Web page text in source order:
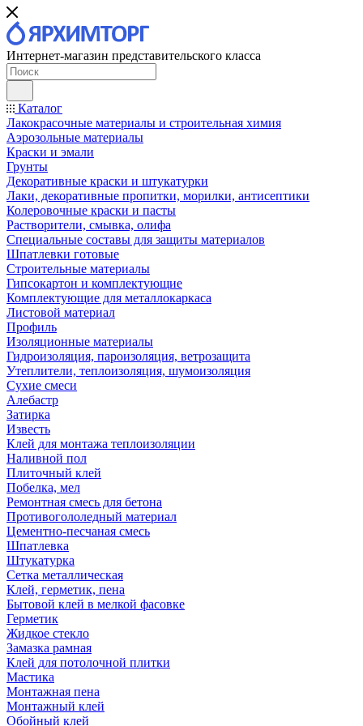
Интернет-магазин представительского класса
Каталог
Лакокрасочные материалы и строительная химия
Аэрозольные материалы
Краски и эмали
Грунты
Декоративные краски и штукатурки
Лаки, декоративные пропитки, морилки, антисептики
Колеровочные краски и пасты
Растворители, смывка, олифа
Специальные составы для защиты материалов
Шпатлевки готовые
Строительные материалы
Гипсокартон и комплектующие
Комплектующие для металлокаркаса
Листовой материал
Профиль
Изоляционные материалы
Гидроизоляция, пароизоляция, ветрозащита
Утеплители, теплоизоляция, шумоизоляция
Сухие смеси
Алебастр
Затирка
Известь
Клей для монтажа теплоизоляции
Наливной пол
Плиточный клей
Побелка, мел
Ремонтная смесь для бетона
Противогололедный материал
Цементно-песчаная смесь
Шпатлевка
Штукатурка
Сетка металлическая
Клей, герметик, пена
Бытовой клей в мелкой фасовке
Герметик
Жидкое стекло
Замазка рамная
Клей для потолочной плитки
Мастика
Монтажная пена
Монтажный клей
Обойный клей